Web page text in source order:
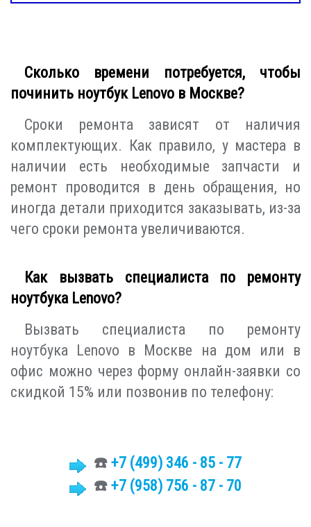
Сколько времени потребуется, чтобы
починить ноутбук Lenovo в Москве?
Сроки ремонта зависят от наличия
комплектующих. Как правило, у мастера в
наличии есть необходимые запчасти и
ремонт проводится в день обращения, но
иногда детали приходится заказывать, из-за
чего сроки ремонта увеличиваются.
Как вызвать специалиста по ремонту
ноутбука Lenovo?
Вызвать специалиста по ремонту
ноутбука Lenovo в Москве на дом или в
офис можно через форму онлайн-заявки со
скидкой 15% или позвонив по телефону:
☎️ +7 (499) 346 - 85 - 77
☎️ +7 (958) 756 - 87 - 70